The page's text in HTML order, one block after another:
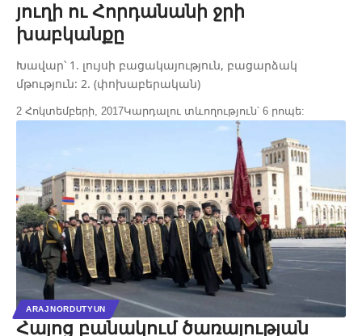
յուղի ու Հորդանանի ջրի
խաբկանքը
Խավար՝ 1. լույսի բացակայություն, բացարձակ
մթություն: 2. (փոխաբերական)
2 Հոկտեմբերի, 2017Կարդալու տևողություն՝ 6 րոպե:
ARAJNORDUTYUN
Հայոց բանակում ծառայության